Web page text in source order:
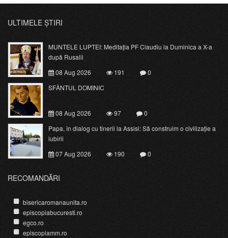
ULTIMELE ȘTIRI
MUNTELE LUPTEI: Meditația PF Claudiu la Duminica a X-a
după Rusalii
08 Aug 2026
191
0
SFÂNTUL DOMINIC
08 Aug 2026 97
0
Papa, în dialog cu tinerii la Assisi: Să construim o civilizație a
iubirii
07 Aug 2026
190 0
RECOMANDĂRI
bisericaromanaunita.ro
episcopiabucuresti.ro
egco.ro
episcopiamm.ro